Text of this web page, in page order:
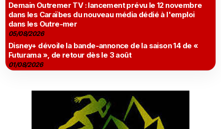
Demain Outremer TV : lancement prévu le 12 novembre
dans les Caraïbes du nouveau média dédié à l'emploi
dans les Outre-mer
05/08/2026
Disney+ dévoile la bande-annonce de la saison 14 de «
Futurama », de retour dès le 3 août
01/08/2026